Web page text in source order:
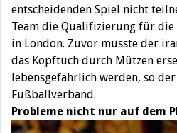
entscheidenden Spiel nicht
Team die Qualifizierung für die
in London. Zuvor musste der
das Kopftuch durch Mützen
lebensgefährlich werden, so
Fußballverband.
Probleme nicht nur auf dem